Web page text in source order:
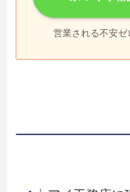
営業される不安